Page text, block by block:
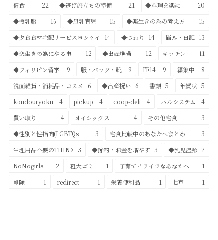
偏食
22 ◆逃げ旅立ちの準備 21 ◆料理を楽に
20
◆授乳服
16 ◆母乳育児 15 ◆楽生きの為の考え方
15
◆夕食食材宅配サービスヨシケイ
14 ◆つわり 14 悩み・日記 13
◆楽生きの為にやる事
12 ◆出産準備 12 キッチン
11
◆フィリピン留学
9 服・バッグ・靴 9 FF14 9 編集中
8
洗面雑貨・消耗品・コスメ
6 ◆出産祝い 6 書類 5 年賀状 5
koudouryoku
4 pickup 4 coop-deli 4 パルシステム
4
買い取り
4 オイシックス 4 その他宅食
3
◆性別と性指向(LGBTQs
3 宅食比較中のあなたへまとめ
3
生理用品不要のTHINX 3 ◆節約・お金を増やす 3 ◆乳児湿疹 2
NoNogirls
2 粗大ゴミ 1 子育てイライラなあなたへ
1
削除
1 redirect 1 栄養便利品 1 七草 1